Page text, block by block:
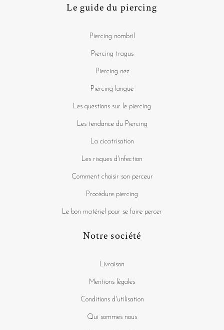
Le guide du piercing
Piercing nombril
Piercing tragus
Piercing nez
Piercing langue
Les questions sur le piercing
Les tendance du Piercing
La cicatrisation
Les risques d'infection
Comment choisir son perceur
Procédure piercing
Le bon matériel pour se faire percer
Notre société
Livraison
Mentions légales
Conditions d'utilisation
Qui sommes nous